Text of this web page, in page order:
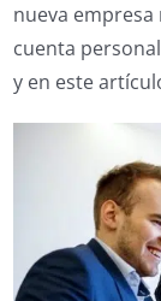
nueva
cuenta
y en este